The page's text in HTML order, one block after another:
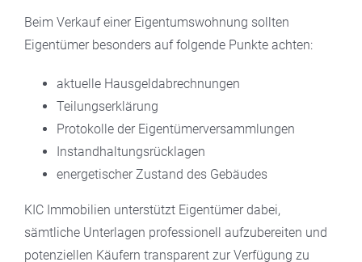
Beim Verkauf einer Eigentumswohnung sollten
Eigentümer besonders auf folgende Punkte achten:
aktuelle Hausgeldabrechnungen
Teilungserklärung
Protokolle der Eigentümerversammlungen
Instandhaltungsrücklagen
energetischer Zustand des Gebäudes
KIC Immobilien unterstützt Eigentümer dabei,
sämtliche Unterlagen professionell aufzubereiten und
potenziellen Käufern transparent zur Verfügung zu